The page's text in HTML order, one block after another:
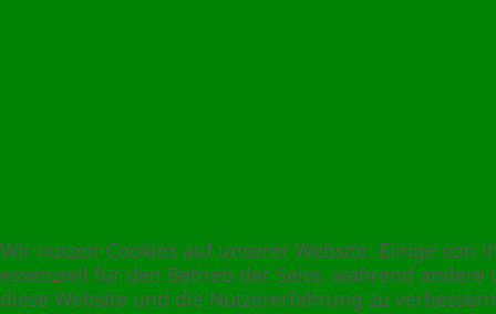
Wir nutzen Cookies auf unserer Website. Einige von
essenziell für den Betrieb der Seite, während andere
diese Website und die Nutzererfahrung zu